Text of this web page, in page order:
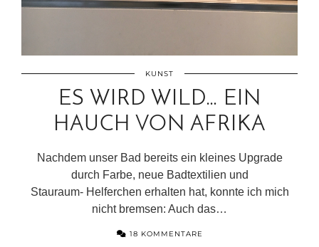
KUNST
ES WIRD WILD… EIN
HAUCH VON AFRIKA
Nachdem unser Bad bereits ein kleines Upgrade
durch Farbe, neue Badtextilien und
Stauraum- Helferchen erhalten hat, konnte ich mich
nicht bremsen: Auch das…
18 KOMMENTARE